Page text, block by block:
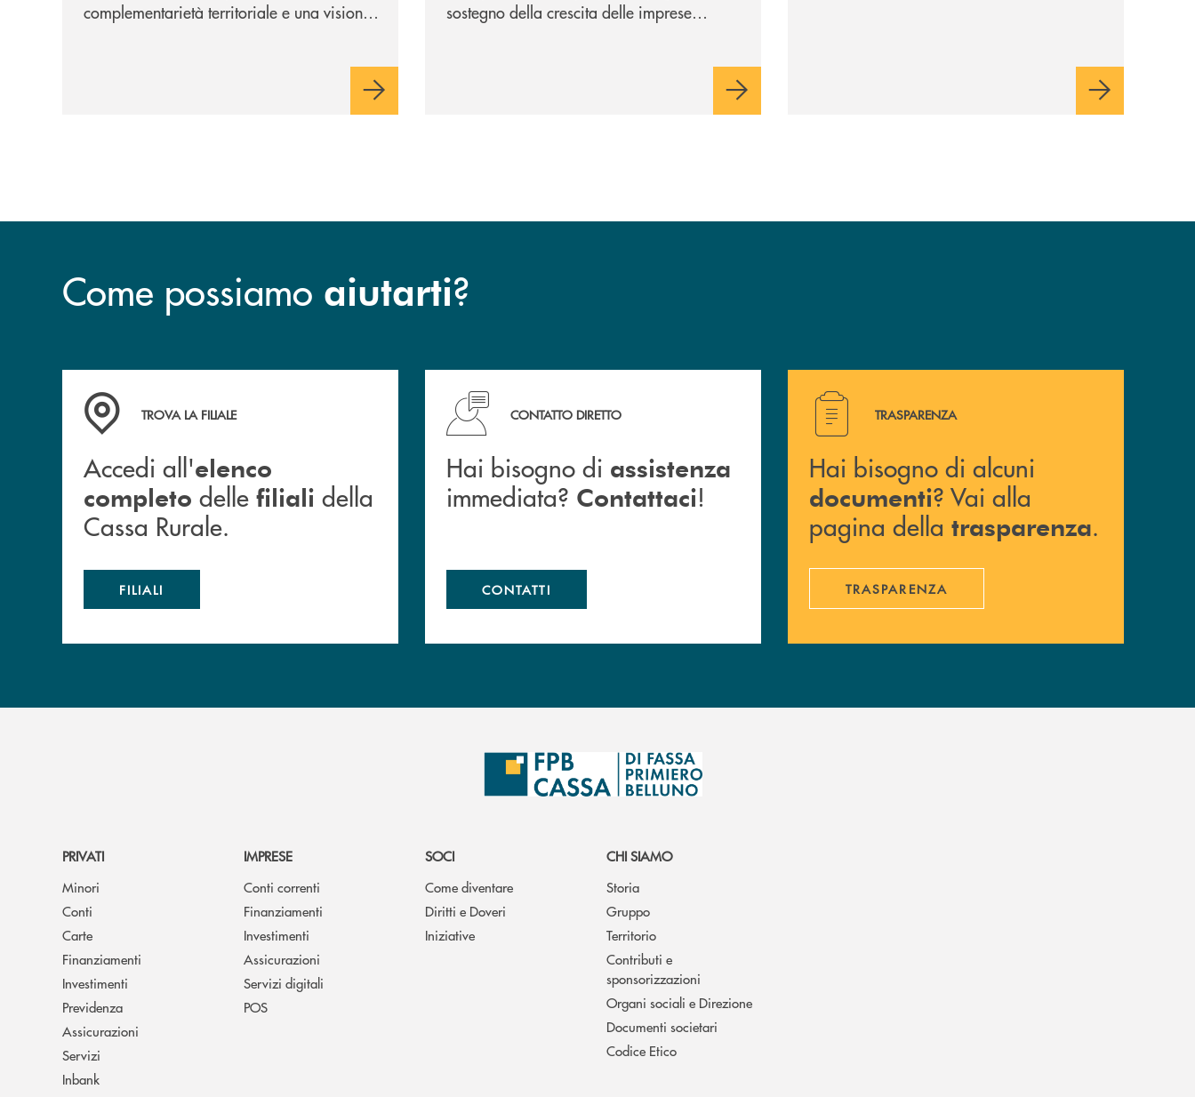
complementarietà territoriale e una visione
sostegno della crescita delle imprese
Come possiamo aiutarti?
Accedi all' elenco completo delle filiali della Cassa Rurale.
TROVA LA FILIALE
Accedi all'elenco
completo delle filiali della
Cassa Rurale.
FILIALI
Hai bisogno di assistenza immediata? Contattaci !
CONTATTO DIRETTO
Hai bisogno di assistenza
immediata? Contattaci!
CONTATTI
Hai bisogno di alcuni documenti ? Vai alla pagina della
TRASPARENZA
Hai bisogno di alcuni
documenti? Vai alla
pagina della trasparenza.
TRASPARENZA
PRIVATI
Minori
Conti
Carte
Finanziamenti
Investimenti
Previdenza
Assicurazioni
Servizi
Inbank
IMPRESE
Conti correnti
Finanziamenti
Investimenti
Assicurazioni
Servizi digitali
POS
SOCI
Come diventare
Diritti e Doveri
Iniziative
CHI SIAMO
Storia
Gruppo
Territorio
Contributi e
sponsorizzazioni
Organi sociali e Direzione
Documenti societari
Codice Etico